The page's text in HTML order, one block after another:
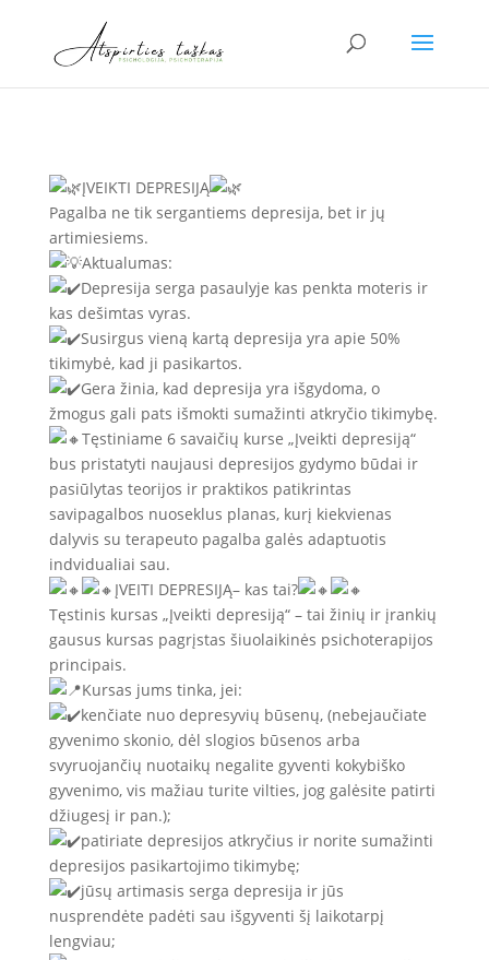
ĮVEIKTI DEPRESIJĄ
Pagalba ne tik sergantiems depresija, bet ir jų
artimiesiems.
Aktualumas:
Depresija serga pasaulyje kas penkta moteris ir
kas dešimtas vyras.
Susirgus vieną kartą depresija yra apie 50%
tikimybė, kad ji pasikartos.
Gera žinia, kad depresija yra išgydoma, o
žmogus gali pats išmokti sumažinti atkryčio tikimybę.
Tęstiniame 6 savaičių kurse „Įveikti depresiją“
bus pristatyti naujausi depresijos gydymo būdai ir
pasiūlytas teorijos ir praktikos patikrintas
savipagalbos nuoseklus planas, kurį kiekvienas
dalyvis su terapeuto pagalba galės adaptuotis
indvidualiai sau.
ĮVEITI DEPRESIJĄ– kas tai?
Tęstinis kursas „Įveikti depresiją“ – tai žinių ir įrankių
gausus kursas pagrįstas šiuolaikinės psichoterapijos
principais.
Kursas jums tinka, jei:
kenčiate nuo depresyvių būsenų, (nebejaučiate
gyvenimo skonio, dėl slogios būsenos arba
svyruojančių nuotaikų negalite gyventi kokybiško
gyvenimo, vis mažiau turite vilties, jog galėsite patirti
džiugesį ir pan.);
patiriate depresijos atkryčius ir norite sumažinti
depresijos pasikartojimo tikimybę;
jūsų artimasis serga depresija ir jūs
nusprendėte padėti sau išgyventi šį laikotarpį
lengviau;